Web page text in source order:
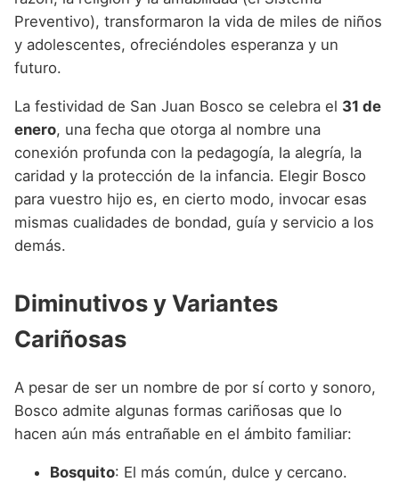
Preventivo), transformaron la vida de miles de niños
y adolescentes, ofreciéndoles esperanza y un
futuro.
La festividad de San Juan Bosco se celebra el 31 de
enero, una fecha que otorga al nombre una
conexión profunda con la pedagogía, la alegría, la
caridad y la protección de la infancia. Elegir Bosco
para vuestro hijo es, en cierto modo, invocar esas
mismas cualidades de bondad, guía y servicio a los
demás.
Diminutivos y Variantes
Cariñosas
A pesar de ser un nombre de por sí corto y sonoro,
Bosco admite algunas formas cariñosas que lo
hacen aún más entrañable en el ámbito familiar:
Bosquito: El más común, dulce y cercano.